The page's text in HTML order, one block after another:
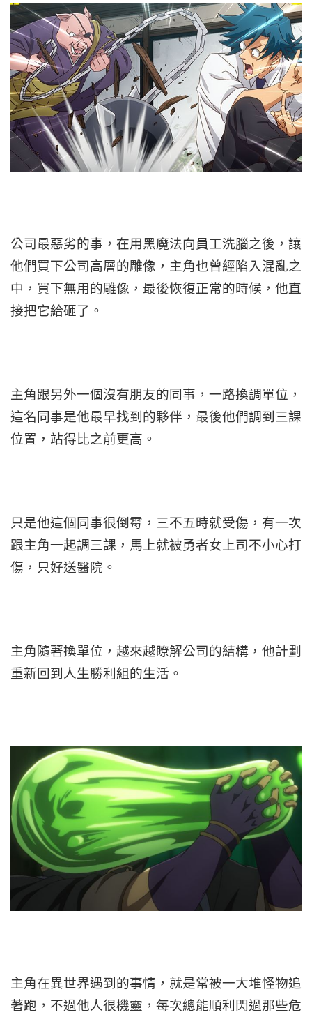
公司最惡劣的事，在用黑魔法向員工洗腦之後，讓
他們買下公司高層的雕像，主角也曾經陷入混亂之
中，買下無用的雕像，最後恢復正常的時候，他直
接把它給砸了。
主角跟另外一個沒有朋友的同事，一路換調單位，
這名同事是他最早找到的夥伴，最後他們調到三課
位置，站得比之前更高。
只是他這個同事很倒霉，三不五時就受傷，有一次
跟主角一起調三課，馬上就被勇者女上司不小心打
傷，只好送醫院。
主角隨著換單位，越來越瞭解公司的結構，他計劃
重新回到人生勝利組的生活。
主角在異世界遇到的事情，就是常被一大堆怪物追
著跑，不過他人很機靈，每次總能順利閃過那些危